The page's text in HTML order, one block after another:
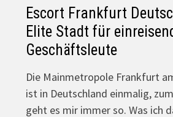
Escort Frankfurt
Elite Stadt für
Geschäftsleute
Die Mainmetropole Frankfurt
ist in Deutschland einmalig,
geht es mir immer so. Was ich